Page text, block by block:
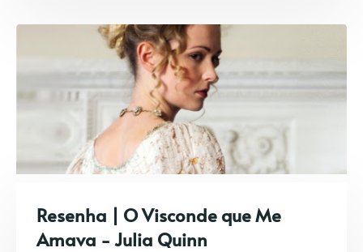
Resenha | O Visconde que Me
Amava - Julia Quinn